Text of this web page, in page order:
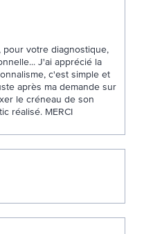
pour votre diagnostique,
J'ai apprécié la
c'est simple et
après ma demande sur
le créneau de son
réalisé. MERCI